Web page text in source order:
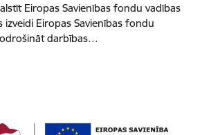
Eiropas Savienības fondu vadības
Eiropas Savienības fondu
darbības…